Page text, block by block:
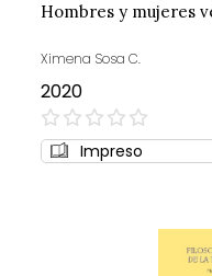
Hombres y mujeres
Ximena Sosa C.
2020
0%
Impreso